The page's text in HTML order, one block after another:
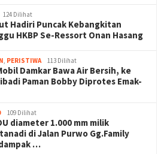
124 Dilihat
Hadiri Puncak Kebangkitan
HKBP Se-Ressort Onan Hasang
, PERISTIWA 113 Dilihat
Damkar Bawa Air Bersih, ke
Paman Bobby Diprotes Emak-
109 Dilihat
diameter 1.000 mm milik
di Jalan Purwo Gg.Family
…